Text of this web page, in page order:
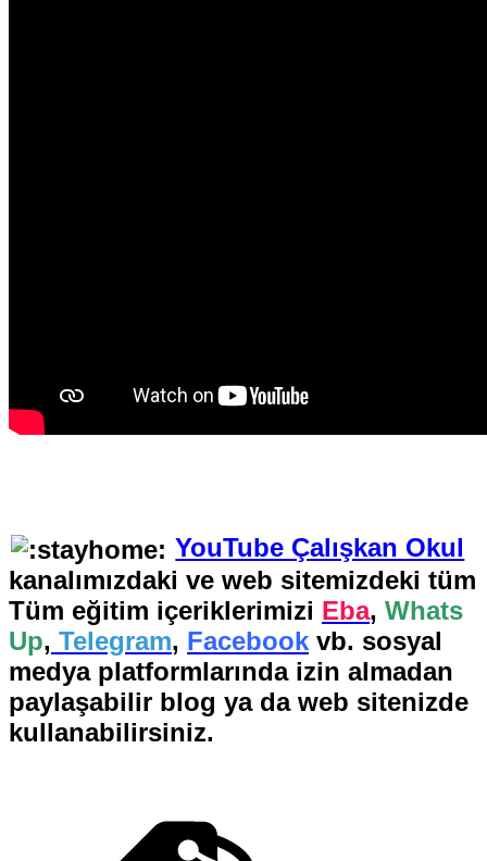
YouTube Çalışkan Okul
kanalımızdaki ve web sitemizdeki tüm
Tüm eğitim içeriklerimizi Eba, Whats
Up, Telegram, Facebook vb. sosyal
medya platformlarında izin almadan
paylaşabilir blog ya da web sitenizde
kullanabilirsiniz.